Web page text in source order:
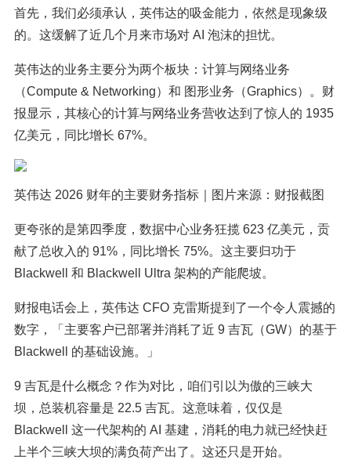
首先，我们必须承认，英伟达的吸金能力，依然是现象级
的。这缓解了近几个月来市场对 AI 泡沫的担忧。
英伟达的业务主要分为两个板块：计算与网络业务
（Compute & Networking）和 图形业务（Graphics）。财
报显示，其核心的计算与网络业务营收达到了惊人的 1935
亿美元，同比增长 67%。
英伟达 2026 财年的主要财务指标｜图片来源：财报截图
更夸张的是第四季度，数据中心业务狂揽 623 亿美元，贡
献了总收入的 91%，同比增长 75%。这主要归功于
Blackwell 和 Blackwell Ultra 架构的产能爬坡。
财报电话会上，英伟达 CFO 克雷斯提到了一个令人震撼的
数字，「主要客户已部署并消耗了近 9 吉瓦（GW）的基于
Blackwell 的基础设施。」
9 吉瓦是什么概念？作为对比，咱们引以为傲的三峡大
坝，总装机容量是 22.5 吉瓦。这意味着，仅仅是
Blackwell 这一代架构的 AI 基建，消耗的电力就已经快赶
上半个三峡大坝的满负荷产出了。这还只是开始。